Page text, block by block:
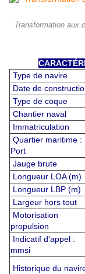
Transformation aux
Type de navire
Date de
Type de coque
Chantier naval
Immatriculation
Quartier maritime :
Port
Jauge brute
Longueur LOA (m)
Longueur LBP (m)
Largeur hors tout
Motorisation
propulsion
Indicatif d'appel :
mmsi
Historique du